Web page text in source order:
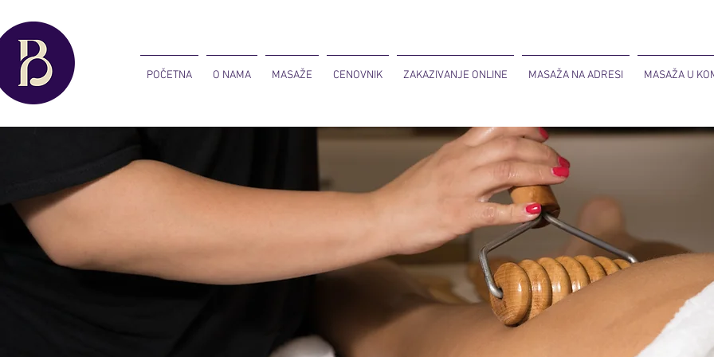
POČETNA O NAMA MASAŽE CENOVNIK ZAKAZIVANJE ONLINE MASAŽA NA ADRESI MASAŽA U